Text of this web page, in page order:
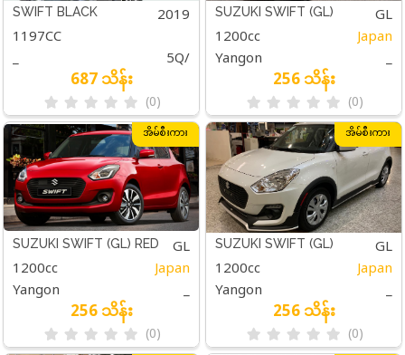
SWIFT BLACK 2019
1197CC
_ 5Q/
687 သိန်း
(0)
SUZUKI SWIFT (GL)
BLACK
GL
1200cc Japan
Yangon _
256 သိန်း
(0)
အိမ်စီးကား
SUZUKI SWIFT (GL) RED GL
1200cc Japan
Yangon _
256 သိန်း
(0)
အိမ်စီးကား
SUZUKI SWIFT (GL)
WHITE
GL
1200cc Japan
Yangon _
256 သိန်း
(0)